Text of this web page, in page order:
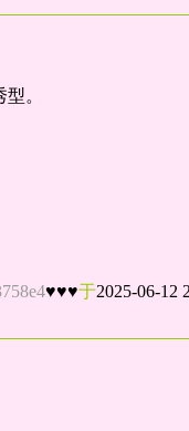
。
♥♥♥于2025-06-12